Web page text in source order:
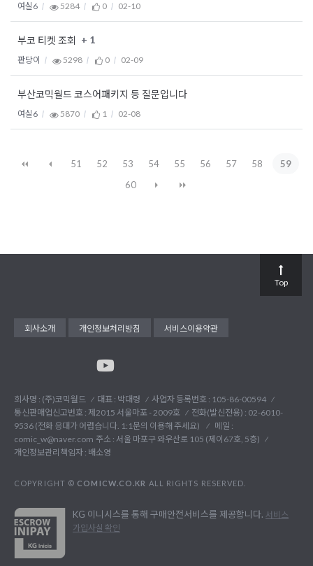
여실6 5284 0 02-10
부코 티켓 조회 + 1
판당이 5298 0 02-09
부산코믹월드 코스어패키지 등 질문입니다
여실6 5870 1 02-08
51 52 53 54 55 56 57 58
59
60
회사소개 개인정보처리방침 서비스이용약관
회사명 : (주)코믹월드 대표 : 박대령
사업자 등록번호 : 105-86-00594
통신판매업신고번호 : 제2015 서울마포 - 2009호
전화(발신전용) : 02-6010-
9536 (전화 응대가 어렵습니다. 1:1문의 이용해 주세요)
메일 :
comic_w@naver.com 주소 : 서울 마포구 와우산로 105 (제이67호, 5층)
개인정보관리책임자 : 배소영
COPYRIGHT © COMICW.CO.KR ALL RIGHTS RESERVED.
KG 이니시스를 통해 구매안전서비스를 제공합니다. 서비스
가입사실 확인
Top